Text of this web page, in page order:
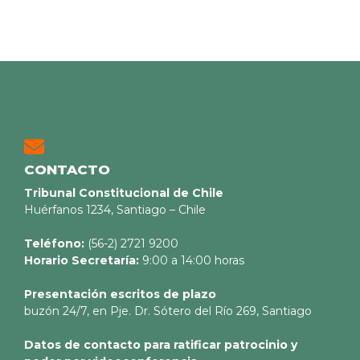
CONTACTO
Tribunal Constitucional de Chile
Huérfanos 1234, Santiago – Chile
Teléfono: (56-2) 2721 9200
Horario Secretaría: 9:00 a 14:00 horas
Presentación escritos de plazo
buzón 24/7, en Pje. Dr. Sótero del Río 269, Santiago
Datos de contacto para ratificar patrocinio y